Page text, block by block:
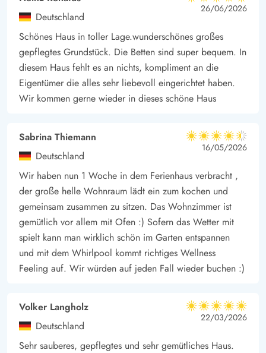
nehmt. Warum nicht auch in einer sternenklaren Nacht? Schaut
einmal, wie nah die Sterne erscheinen - zum Greifen nah!
Deutschland
5 von 5
5 out of 5
26/06/2026
Schönes Haus in toller Lage.wunderschönes großes
gepflegtes Grundstück. Die Betten sind super bequem. In
diesem Haus fehlt es an nichts, kompliment an die
Eigentümer die alles sehr liebevoll eingerichtet haben.
Wir kommen gerne wieder in dieses schöne Haus
Sabrina Thiemann
Deutschland
4.5 von 5
4.5 von 5
4.5 out of 5
16/05/2026
Wir haben nun 1 Woche in dem Ferienhaus verbracht ,
der große helle Wohnraum lädt ein zum kochen und
gemeinsam zusammen zu sitzen. Das Wohnzimmer ist
gemütlich vor allem mit Ofen :) Sofern das Wetter mit
spielt kann man wirklich schön im Garten entspannen
und mit dem Whirlpool kommt richtiges Wellness
Feeling auf. Wir würden auf jeden Fall wieder buchen :)
Volker Langholz
Deutschland
5 von 5
5 von 5
5 out of 5
22/03/2026
Sehr sauberes, gepflegtes und sehr gemütliches Haus.